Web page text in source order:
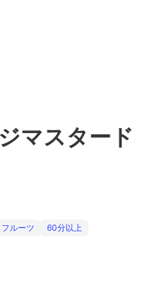
マスタード
フルーツ 60分以上